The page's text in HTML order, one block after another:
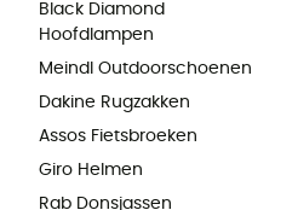
Black Diamond
Hoofdlampen
Meindl Outdoorschoenen
Dakine Rugzakken
Assos Fietsbroeken
Giro Helmen
Rab Donsjassen